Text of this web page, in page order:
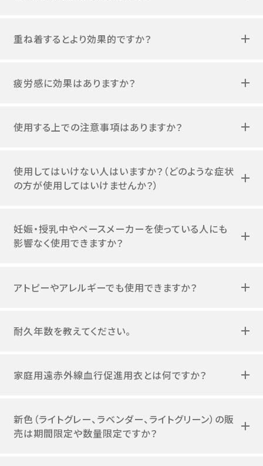
重ね着するとより効果的ですか？
疲労感に効果はありますか？
使用する上での注意事項はありますか？
使用してはいけない人はいますか？（どのような症状
の方が使用してはいけませんか？）
妊娠・授乳中やペースメーカーを使っている人にも
影響なく使用できますか？
アトピーやアレルギーでも使用できますか？
耐久年数を教えてください。
家庭用遠赤外線血行促進用衣とは何ですか？
新色（ライトグレー、ラベンダー、ライトグリーン）の販
売は期間限定や数量限定ですか？